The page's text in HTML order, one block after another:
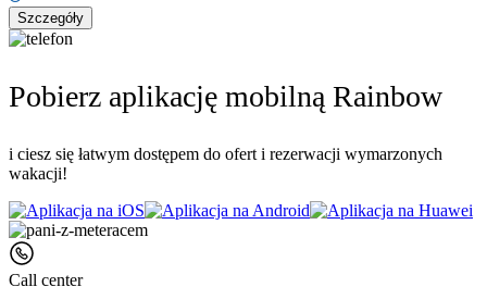
Szczegóły
Pobierz aplikację mobilną Rainbow
i ciesz się łatwym dostępem do ofert i rezerwacji wymarzonych
wakacji!
Call center